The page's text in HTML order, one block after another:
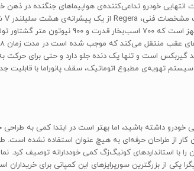
خودرو تداعی‌کننده‌ی هواپیما‌های جنگنده در
گیربکس است و تنها یک دنده جلو دارد و حتی برای حرکت
داشته باشید، اما بهتر است در ابتدا کمی به
از طراحان حرفه‌ای به هیچ عنوان استفاده نشده
استانداردهای کونیگ‌زگ کمی خوددارانه توصیف کرد.
یکی از بزرگترین سورپرایزهای این کمپانی برای